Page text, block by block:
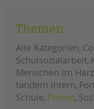
Briefe an Kai
PRESSE
Magazin
KONTAKT
Impressum
Themen
Alle Kategorien
Schulsozialarbeit
Menschen im
tandem intern
Schule Presse